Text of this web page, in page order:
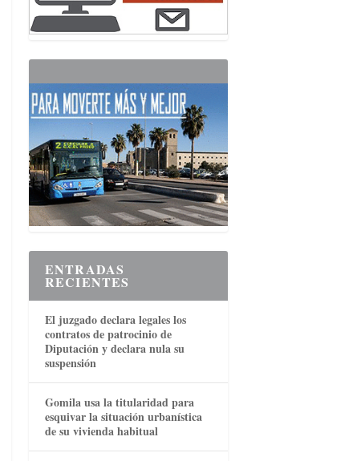
ENTRADAS
RECIENTES
El juzgado declara legales los
contratos de patrocinio de
Diputación y declara nula su
suspensión
Gomila usa la titularidad para
esquivar la situación urbanística
de su vivienda habitual